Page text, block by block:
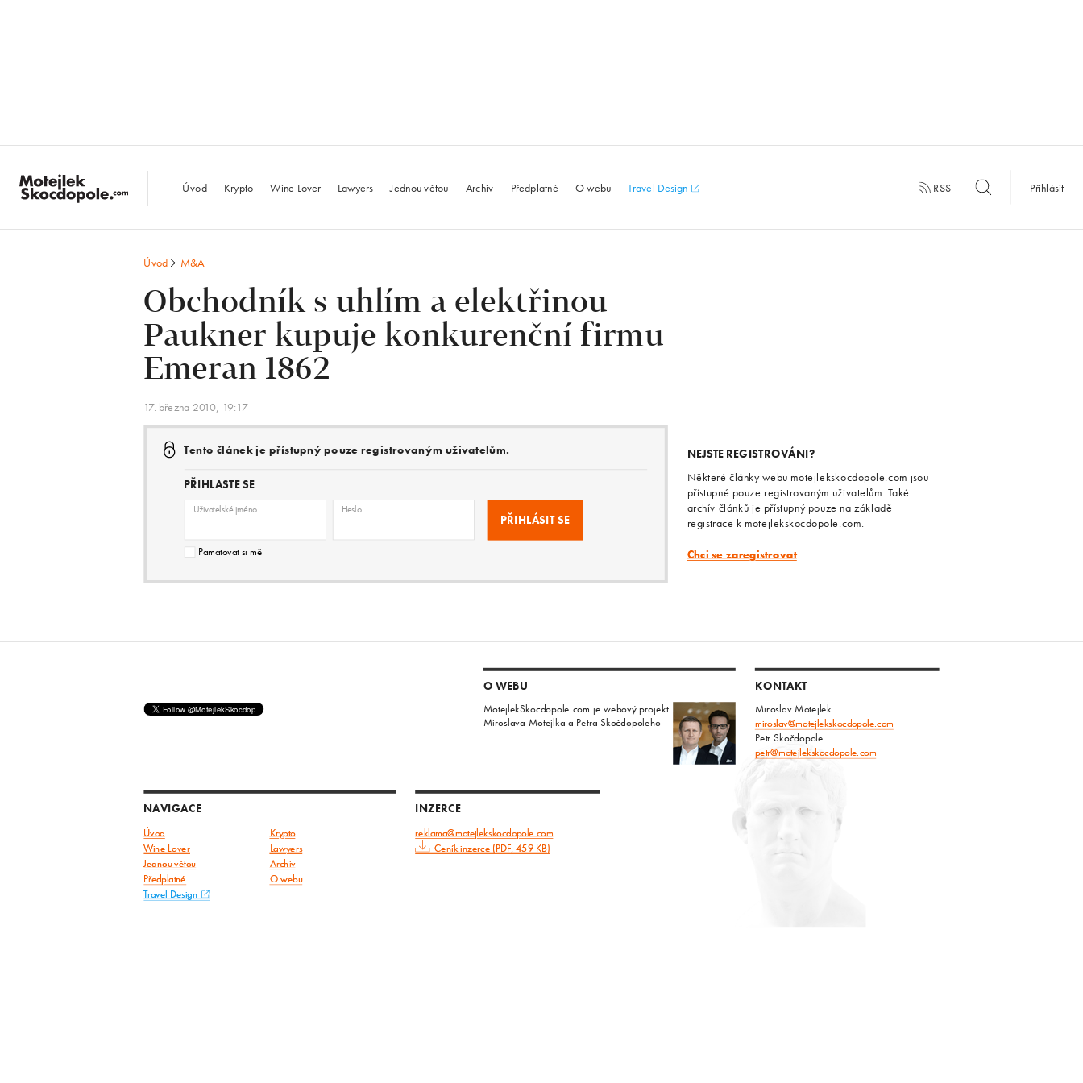
MotejlekSkocdopole.com
Úvod Krypto Wine Lover Lawyers Jednou větou Archiv Předplatné O webu Travel Design RSS Přihlásit
Úvod M&A
Obchodník s uhlím a elektřinou
Paukner kupuje konkurenční firmu
Emeran 1862
17. března 2010, 19:17
Tento článek je přístupný pouze registrovaným uživatelům.
PŘIHLASTE SE
Uživatelské jméno Heslo
Pamatovat si mě
NEJSTE REGISTROVÁNI?
Některé články webu motejlekskocdopole.com jsou
přístupné pouze registrovaným uživatelům. Také
archív článků je přístupný pouze na základě
registrace k motejlekskocdopole.com.
Chci se zaregistrovat
O WEBU
MotejlekSkocdopole.com je webový projekt
Miroslava Motejlka a Petra Skočdopoleho
KONTAKT
Miroslav Motejlek
miroslav@motejlekskocdopole.com
Petr Skočdopole
petr@motejlekskocdopole.com
NAVIGACE
Úvod Krypto
Wine Lover
Lawyers
Jednou větou
Archiv
Předplatné O webu
Travel Design
INZERCE
reklama@motejlekskocdopole.com
Ceník inzerce (PDF, 459 KB)